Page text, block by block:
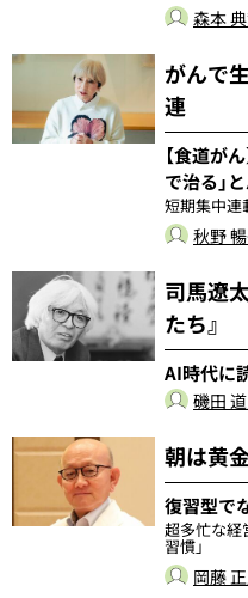
森本
がんで
連
【食道が
で治る」
短期集中
秋野
司馬遼
たち』
AI時代に
磯田
朝は黄
復習型で
超多忙な経
習慣」
岡藤